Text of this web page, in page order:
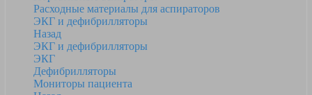
Расходные материалы для аспираторов
ЭКГ и дефибрилляторы
Назад
ЭКГ и дефибрилляторы
ЭКГ
Дефибрилляторы
Мониторы пациента